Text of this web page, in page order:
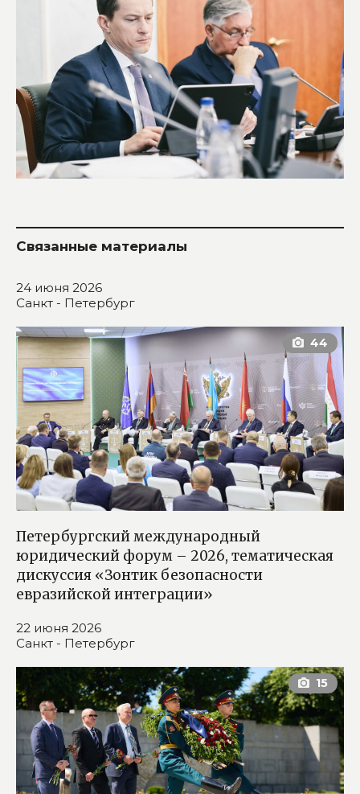
Связанные материалы
24 июня 2026
Санкт - Петербург
Петербургский международный
юридический форум – 2026, тематическая
дискуссия «Зонтик безопасности
евразийской интеграции»
22 июня 2026
Санкт - Петербург